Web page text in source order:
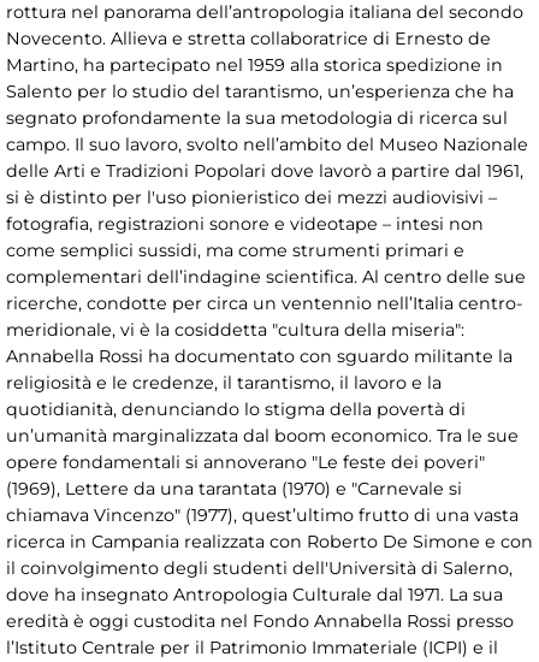
rottura nel panorama dell’antropologia italiana del secondo
Novecento. Allieva e stretta collaboratrice di Ernesto de
Martino, ha partecipato nel 1959 alla storica spedizione in
Salento per lo studio del tarantismo, un’esperienza che ha
segnato profondamente la sua metodologia di ricerca sul
campo. Il suo lavoro, svolto nell’ambito del Museo Nazionale
delle Arti e Tradizioni Popolari dove lavorò a partire dal 1961,
si è distinto per l'uso pionieristico dei mezzi audiovisivi –
fotografia, registrazioni sonore e videotape – intesi non
come semplici sussidi, ma come strumenti primari e
complementari dell’indagine scientifica. Al centro delle sue
ricerche, condotte per circa un ventennio nell’Italia centro-
meridionale, vi è la cosiddetta "cultura della miseria":
Annabella Rossi ha documentato con sguardo militante la
religiosità e le credenze, il tarantismo, il lavoro e la
quotidianità, denunciando lo stigma della povertà di
un’umanità marginalizzata dal boom economico. Tra le sue
opere fondamentali si annoverano "Le feste dei poveri"
(1969), Lettere da una tarantata (1970) e "Carnevale si
chiamava Vincenzo" (1977), quest’ultimo frutto di una vasta
ricerca in Campania realizzata con Roberto De Simone e con
il coinvolgimento degli studenti dell'Università di Salerno,
dove ha insegnato Antropologia Culturale dal 1971. La sua
eredità è oggi custodita nel Fondo Annabella Rossi presso
l’Istituto Centrale per il Patrimonio Immateriale (ICPI) e il